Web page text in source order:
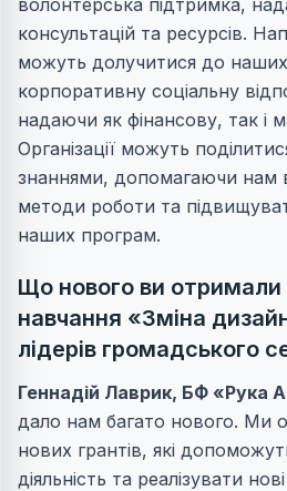
волонтерська підтримка,
консультацій та ресурсів.
можуть долучитися до наших
корпоративну соціальну
надаючи як фінансову, так і
Організації можуть
знаннями, допомагаючи нам
методи роботи та
наших програм.
Що нового ви отримали
навчання «Зміна
лідерів громадського
Геннадій Лаврик, БФ «Рука
дало нам багато нового. Ми
нових грантів, які
діяльність та реалізувати